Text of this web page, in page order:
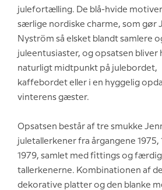
julefortælling. De blå-hvide motiver
særlige nordiske charme, som gør
Nyström så elsket blandt samlere
juleentusiaster, og opsatsen bliver
naturligt midtpunkt på julebordet,
kaffebordet eller i en hyggelig
vinterens gæster.
Opsatsen består af tre smukke
juletallerkener fra årgangene 1975,
1979, samlet med fittings og
tallerkenerne. Kombinationen af de
dekorative platter og den blanke